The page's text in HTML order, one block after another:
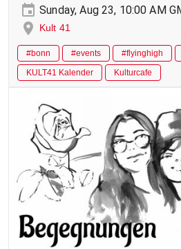
Sunday, Aug 23, 10:00 AM
Kult 41
#bonn #events #flyinghigh
KULT41 Kalender
Kulturcafe